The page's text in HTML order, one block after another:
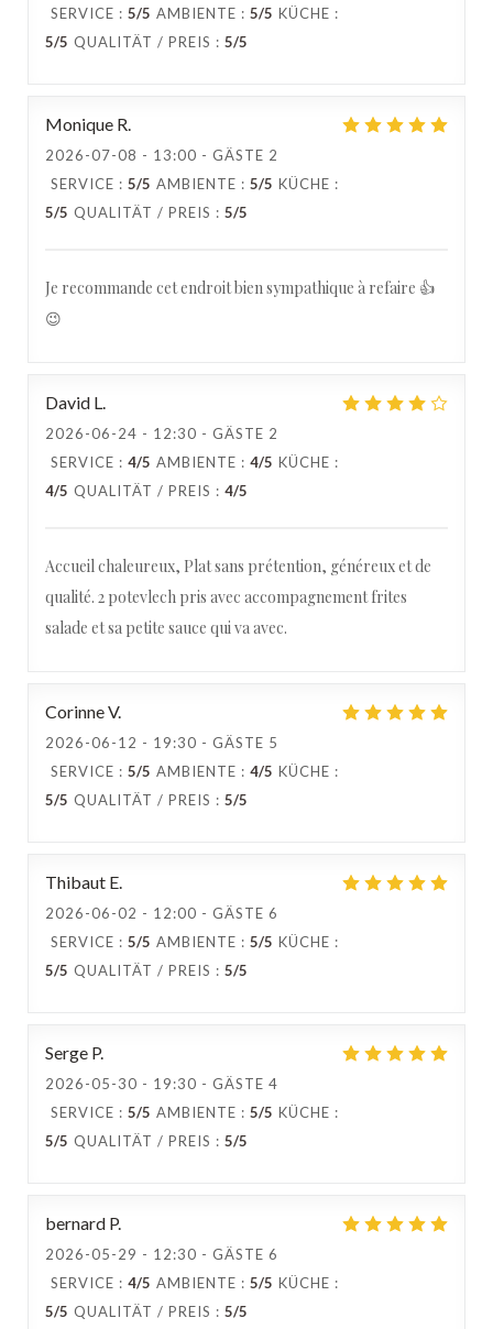
SERVICE : 5/5 AMBIENTE : 5/5 KÜCHE :
5/5 QUALITÄT / PREIS : 5/5
Monique R
2026-07-08 - 13:00 - GÄSTE 2
SERVICE : 5/5 AMBIENTE : 5/5 KÜCHE :
5/5 QUALITÄT / PREIS : 5/5
Je recommande cet endroit bien sympathique à refaire 👍
😉
David L
2026-06-24 - 12:30 - GÄSTE 2
SERVICE : 4/5 AMBIENTE : 4/5 KÜCHE :
4/5 QUALITÄT / PREIS : 4/5
Accueil chaleureux, Plat sans prétention, généreux et de
qualité. 2 potevlech pris avec accompagnement frites
salade et sa petite sauce qui va avec.
CorinneV
2026-06-12 - 19:30 - GÄSTE 5
SERVICE : 5/5 AMBIENTE : 4/5 KÜCHE :
5/5 QUALITÄT / PREIS : 5/5
Thibaut E
2026-06-02 - 12:00 - GÄSTE 6
SERVICE : 5/5 AMBIENTE : 5/5 KÜCHE :
5/5 QUALITÄT / PREIS : 5/5
Serge P
2026-05-30 - 19:30 - GÄSTE 4
SERVICE : 5/5 AMBIENTE : 5/5 KÜCHE :
5/5 QUALITÄT / PREIS : 5/5
bernard P
2026-05-29 - 12:30 - GÄSTE 6
SERVICE : 4/5 AMBIENTE : 5/5 KÜCHE :
5/5 QUALITÄT / PREIS : 5/5
Estaminet Les quatre Chemins